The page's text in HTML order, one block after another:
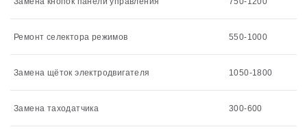
Ремонт селектора режимов 550-1000
Замена щёток электродвигателя 1050-1800
Замена таходатчика 300-600